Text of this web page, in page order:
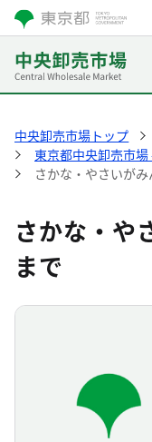
中央卸売市場トップ
東京都中央卸売市
さかな・やさいが
さかな・や
まで